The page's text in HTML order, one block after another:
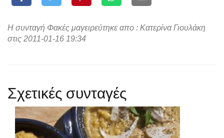
Η συνταγή Φακές μαγειρεύτηκε απο : Κατερίνα Γιουλάκη
στις 2011-01-16 19:34
Σχετικές συνταγές